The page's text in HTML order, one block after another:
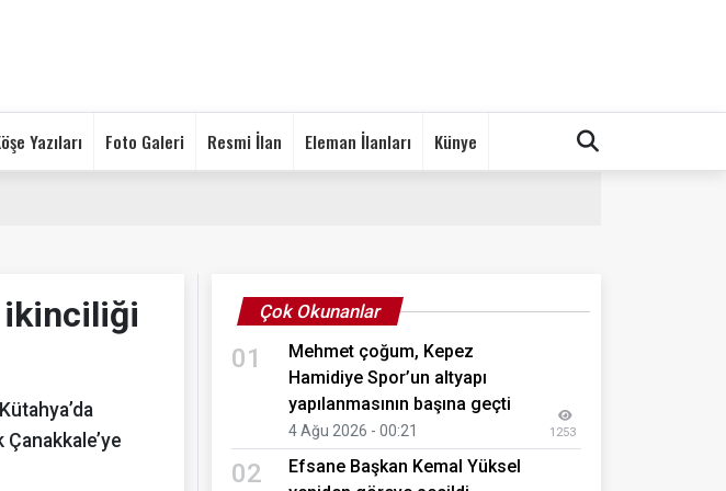
Yazıları Foto Galeri Resmi İlan Eleman İlanları Künye
ikinciliği
Çok Okunanlar
01
Mehmet çoğum, Kepez
Hamidiye Spor’un altyapı
yapılanmasının başına geçti
4 Ağu 2026 - 00:21 1253
02
Efsane Başkan Kemal Yüksel